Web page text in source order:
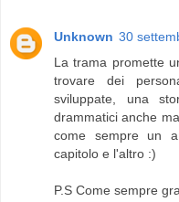
Unknown 30
La trama promette
trovare dei
sviluppate, una
drammatici anche
come sempre un
capitolo e l'altro :)
P.S Come sempre